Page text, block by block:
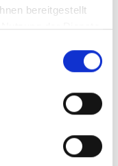
bereitgestellt
der Dienste
Zip Jacke Essentials